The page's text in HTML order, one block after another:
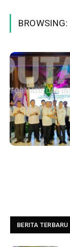
BROWSING:
BERITA TERBARU